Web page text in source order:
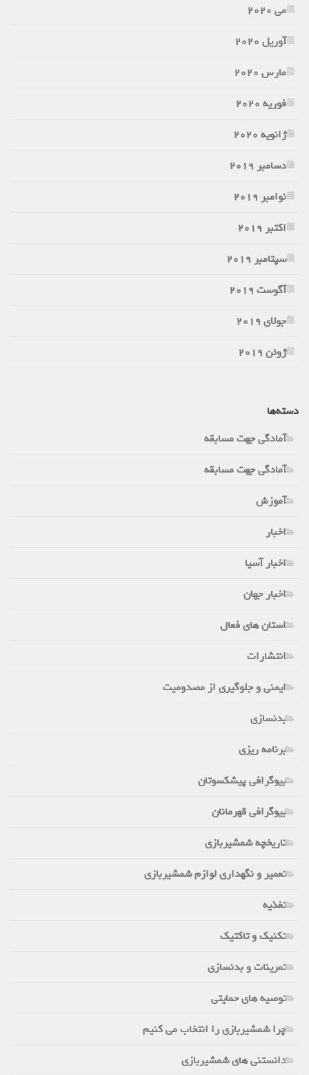
می 2020
آوریل 2020
مارس 2020
فوریه 2020
ژانویه 2020
دسامبر 2019
نوامبر 2019
اکتبر 2019
سپتامبر 2019
آگوست 2019
جولای 2019
ژوئن 2019
دسته‌ها
آمادگی جهت مسابقه
آمادگی جهت مسابقه
آموزش
اخبار
اخبار آسیا
اخبار جهان
استان های فعال
انتشارات
ایمنی و جلوگیری از مصدومیت
بدنسازی
برنامه ریزی
بیوگرافی پیشکسوتان
بیوگرافی قهرمانان
تاریخچه شمشیربازی
تعمیر و نگهداری لوازم شمشیربازی
تغذیه
تکنیک و تاکتیک
تمرینات و بدنسازی
توصیه های حمایتی
چرا شمشیربازی را انتخاب می کنیم
دانستنی های شمشیربازی